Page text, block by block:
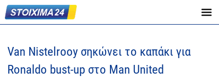
Van Nistelrooy σηκώνει το καπάκι για
Ronaldo bust-up στο Man United